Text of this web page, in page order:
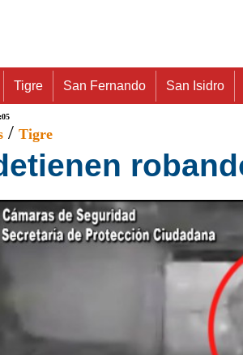
Tigre San Fernando San Isidro
/ Tigre